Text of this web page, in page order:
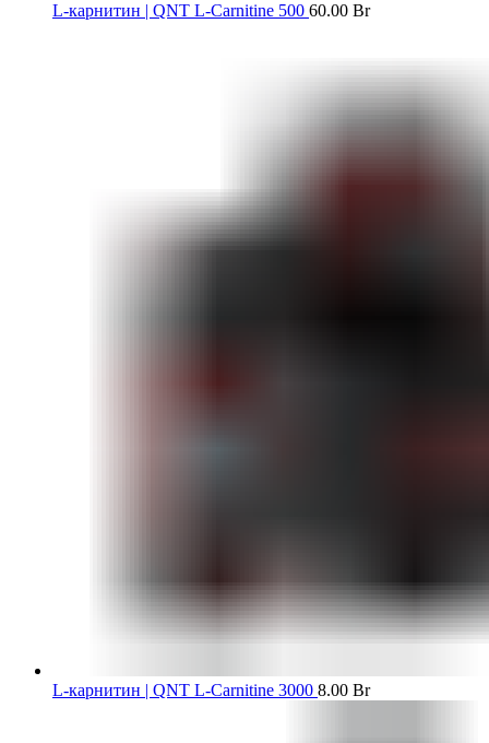
L-карнитин | QNT L-Carnitine 500 60.00 Br
L-карнитин | QNT L-Carnitine 3000 8.00 Br